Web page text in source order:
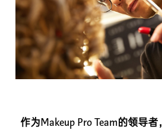
作为Makeup Pro Team的领导